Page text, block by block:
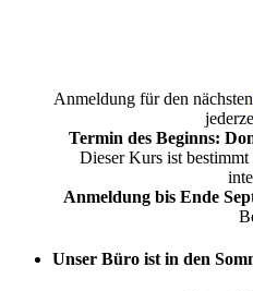
Anmeldung für den nächsten
Termin des Beginns:
Dieser Kurs ist
Anmeldung bis Ende
Unser Büro ist in den